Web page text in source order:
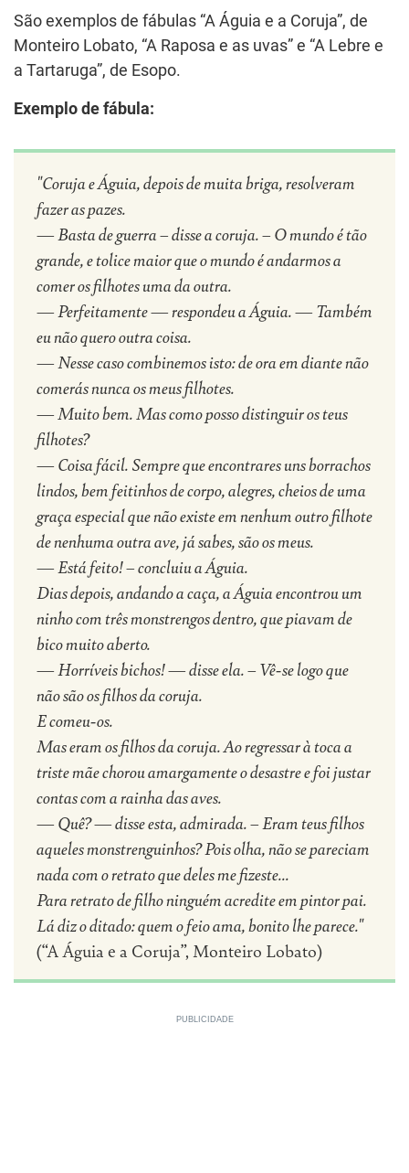
São exemplos de fábulas “A Águia e a Coruja”, de
Monteiro Lobato, “A Raposa e as uvas” e “A Lebre e
a Tartaruga”, de Esopo.
Exemplo de fábula:
"Coruja e Águia, depois de muita briga, resolveram
fazer as pazes.
— Basta de guerra – disse a coruja. – O mundo é tão
grande, e tolice maior que o mundo é andarmos a
comer os filhotes uma da outra.
— Perfeitamente — respondeu a Águia. — Também
eu não quero outra coisa.
— Nesse caso combinemos isto: de ora em diante não
comerás nunca os meus filhotes.
— Muito bem. Mas como posso distinguir os teus
filhotes?
— Coisa fácil. Sempre que encontrares uns borrachos
lindos, bem feitinhos de corpo, alegres, cheios de uma
graça especial que não existe em nenhum outro filhote
de nenhuma outra ave, já sabes, são os meus.
— Está feito! – concluiu a Águia.
Dias depois, andando a caça, a Águia encontrou um
ninho com três monstrengos dentro, que piavam de
bico muito aberto.
— Horríveis bichos! — disse ela. – Vê-se logo que
não são os filhos da coruja.
E comeu-os.
Mas eram os filhos da coruja. Ao regressar à toca a
triste mãe chorou amargamente o desastre e foi justar
contas com a rainha das aves.
— Quê? — disse esta, admirada. – Eram teus filhos
aqueles monstrenguinhos? Pois olha, não se pareciam
nada com o retrato que deles me fizeste...
Para retrato de filho ninguém acredite em pintor pai.
Lá diz o ditado: quem o feio ama, bonito lhe parece."
(“A Águia e a Coruja”, Monteiro Lobato)